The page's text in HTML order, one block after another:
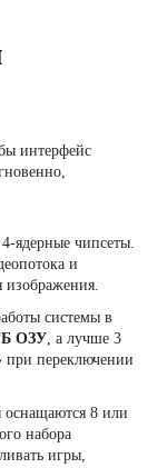
интерфейс
ядерные чипсеты.
и
изображения.
системы в
ОЗУ, а лучше 3
при переключении
8 или
набора
игры,